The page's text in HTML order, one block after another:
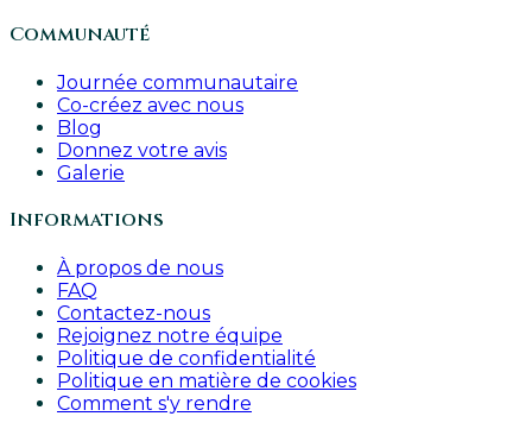
Communauté
Journée communautaire
Co-créez avec nous
Blog
Donnez votre avis
Galerie
Informations
À propos de nous
FAQ
Contactez-nous
Rejoignez notre équipe
Politique de confidentialité
Politique en matière de cookies
Comment s'y rendre